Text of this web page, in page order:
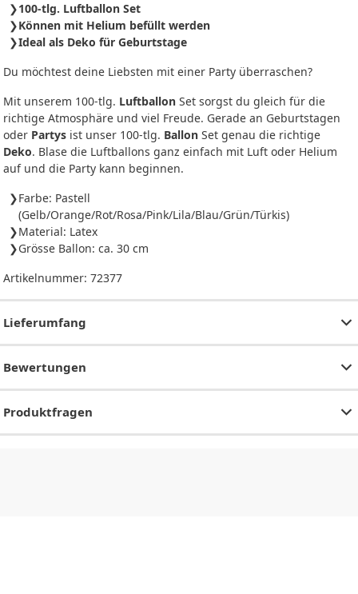
100-tlg. Luftballon Set
Können mit Helium befüllt werden
Ideal als Deko für Geburtstage
Du möchtest deine Liebsten mit einer Party überraschen?
Mit unserem 100-tlg. Luftballon Set sorgst du gleich für die
richtige Atmosphäre und viel Freude. Gerade an Geburtstagen
oder Partys ist unser 100-tlg. Ballon Set genau die richtige
Deko. Blase die Luftballons ganz einfach mit Luft oder Helium
auf und die Party kann beginnen.
Farbe: Pastell
(Gelb/Orange/Rot/Rosa/Pink/Lila/Blau/Grün/Türkis)
Material: Latex
Grösse Ballon: ca. 30 cm
Artikelnummer: 72377
Lieferumfang
Bewertungen
Produktfragen